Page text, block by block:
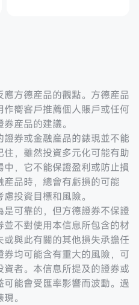
方德産品的觀點。方德産品
嚮客戶推薦個人賬戶或任何
産品的建議。
券或金融産品的錶現並不能
，雖然投資多元化可能有助
，它不能保證盈利或防止損
品時，總會有虧損的可能
投資目標和風險。
可靠的，但方德證券不保證
不對使用本信息所包含的材
與此有關的其他損失承擔任
均可能含有重大的風險，可
者。本信息所提及的證券或
能會受匯率影響而波動。過
。